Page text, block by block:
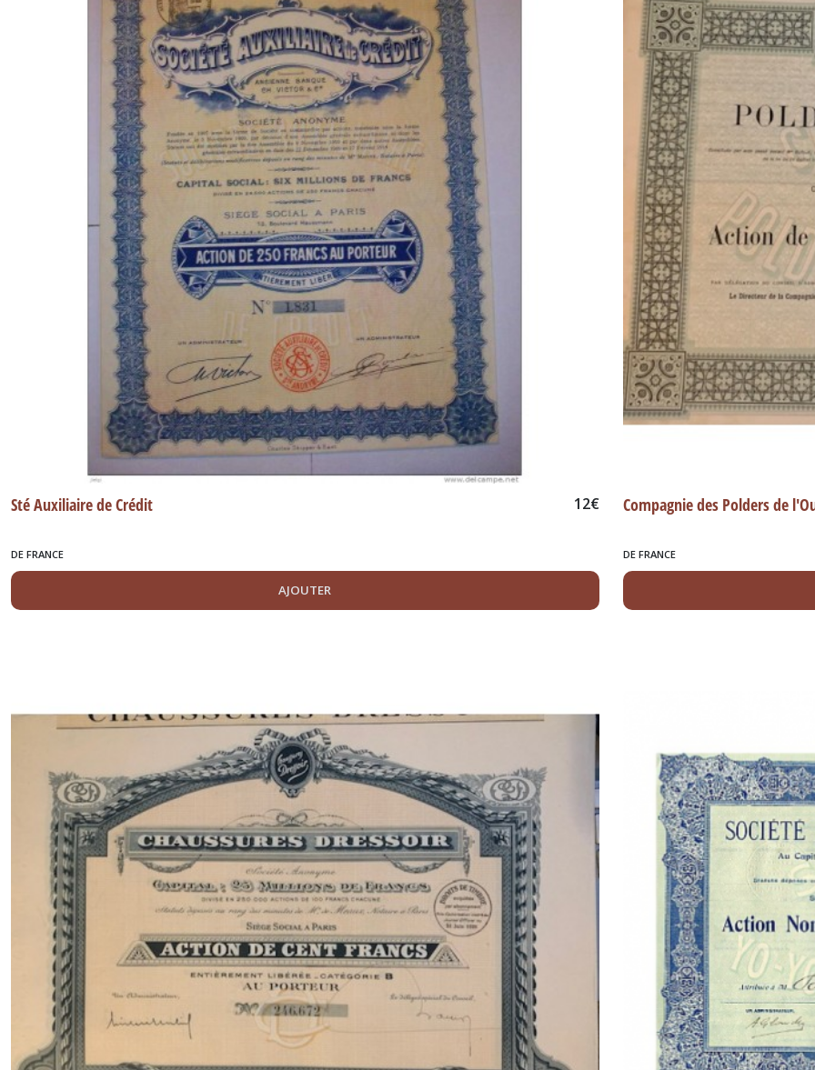
Sté Auxiliaire de Crédit 12€
DE FRANCE
AJOUTER
Compagnie des Polders de
DE FRANCE